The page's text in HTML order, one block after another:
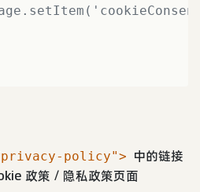
policy"> 中的链接
政策 / 隐私政策页面